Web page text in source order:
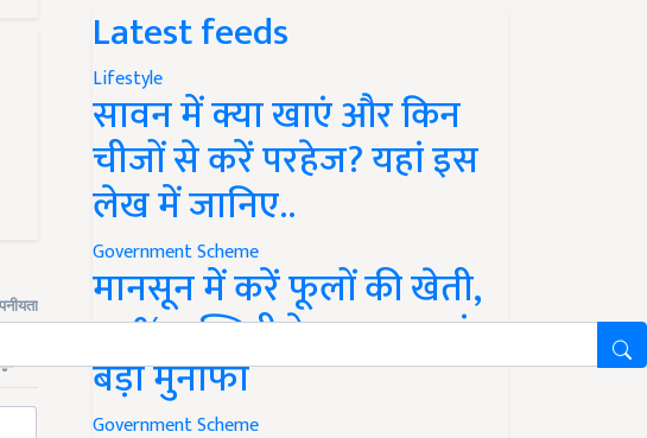
Latest feeds
Lifestyle
सावन में क्या खाएं और किन
चीजों से करें परहेज? यहां इस
लेख में जानिए..
Government Scheme
मानसून में करें फूलों की खेती,
50% सब्सिडी के साथ कमाएं
बड़ा मुनाफा
Government Scheme